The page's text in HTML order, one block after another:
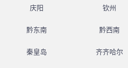
庆阳 钦州
黔东南 黔西南
秦皇岛 齐齐哈尔